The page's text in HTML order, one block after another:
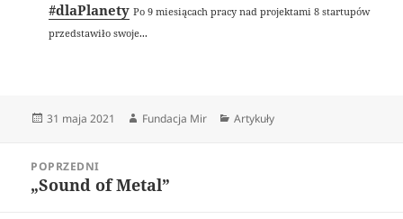
#dlaPlanety Po 9 miesiącach pracy nad projektami 8 startupów
przedstawiło swoje...
Data
31 maja 2021 Autor
Fundacja Mir Kategorie
Artykuły
wpisuPOPRZEDNI
Poprzedni
„Sound of Metal”